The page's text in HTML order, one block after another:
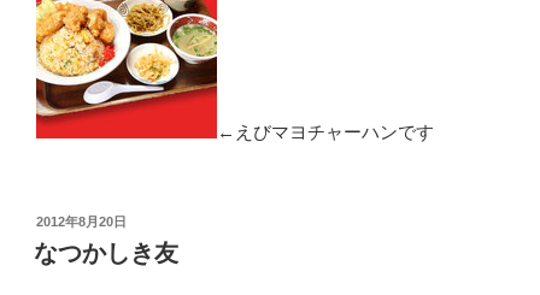
←えびマヨチャーハンです
投
稿
日:
2012年8月20日
なつかしき友